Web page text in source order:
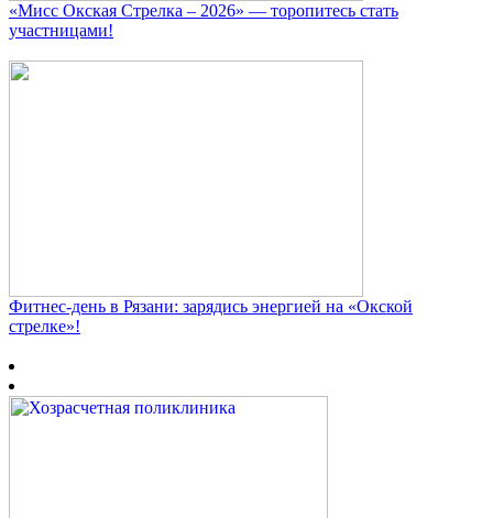
«Мисс Окская Стрелка – 2026» — торопитесь стать
участницами!
Фитнес‑день в Рязани: зарядись энергией на «Окской
стрелке»!